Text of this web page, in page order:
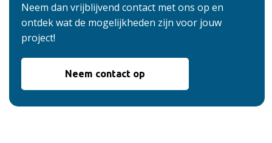
Neem dan vrijblijvend contact met ons op en
ontdek wat de mogelijkheden zijn voor jouw
project!
Neem contact op